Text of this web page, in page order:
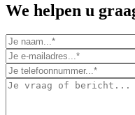
We helpen u